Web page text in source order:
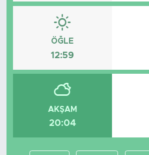
ÖĞLE
12:59
AKŞAM
20:04
Sektör